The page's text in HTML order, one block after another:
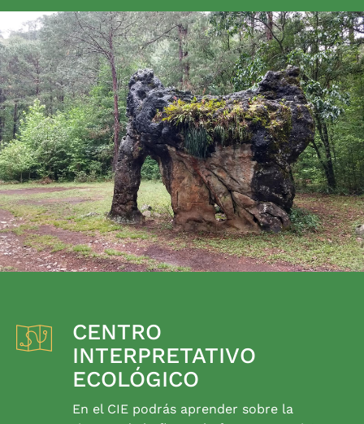
CENTRO
INTERPRETATIVO
ECOLÓGICO
En el CIE podrás aprender sobre la